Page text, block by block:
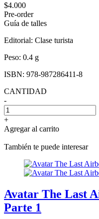
$4.000
Pre-order
Guía de talles
Editorial: Clase turista
Peso: 0.4 g
ISBN: 978-987286411-8
CANTIDAD
-
+
Agregar al carrito
También te puede interesar
Avatar The Last
Parte 1